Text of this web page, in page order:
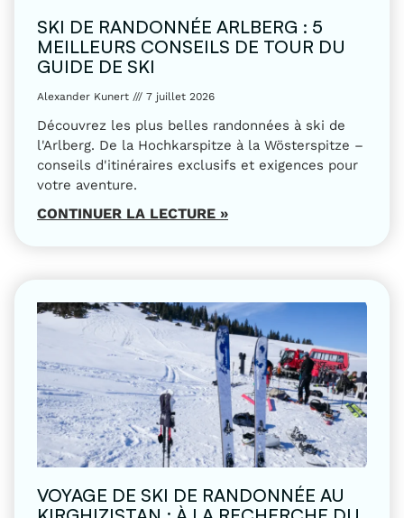
SKI DE RANDONNÉE ARLBERG : 5
MEILLEURS CONSEILS DE TOUR DU
GUIDE DE SKI
Alexander Kunert 7 juillet 2026
Découvrez les plus belles randonnées à ski de
l'Arlberg. De la Hochkarspitze à la Wösterspitze –
conseils d'itinéraires exclusifs et exigences pour
votre aventure.
CONTINUER LA LECTURE »
VOYAGE DE SKI DE RANDONNÉE AU